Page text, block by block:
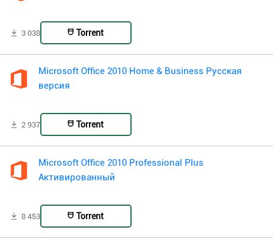
3 038 Torrent
Microsoft Office 2010 Home & Business Русская
версия
2 937 Torrent
Microsoft Office 2010 Professional Plus
Активированный
8 453 Torrent